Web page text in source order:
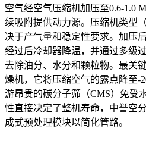
空气经空气压缩机加压至0.6-1.0
续吸附提供动力源。压缩机类型
决于产气量和稳定性要求。加压
经过后冷却器降温，并通过多级
去除油分、水分和颗粒物。最关
燥机，它将压缩空气的露点降至
游昂贵的碳分子筛（CMS）免受
性直接决定了整机寿命，中誉空
成式预处理模块以简化管路。